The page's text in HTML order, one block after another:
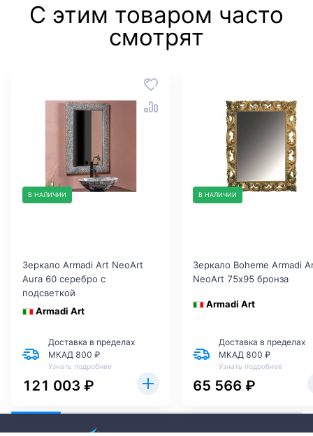
С этим товаром часто
смотрят
В НАЛИЧИИ
Зеркало Armadi Art NeoArt
Aura 60 серебро с
подсветкой
Armadi Art
Доставка в пределах
МКАД 800 ₽
Узнать подробнее
121 003 ₽
В НАЛИЧИИ
Зеркало Boheme Armadi
NeoArt 75х95 бронза
Armadi Art
Доставка в пределах
МКАД 800 ₽
Узнать подробнее
65 566 ₽